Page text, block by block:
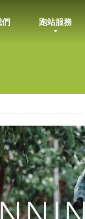
跑站服務